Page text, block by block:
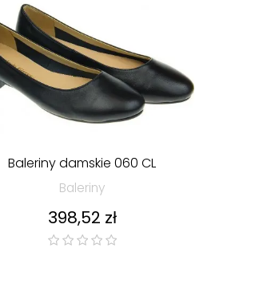
Baleriny damskie 060 CL
Baleriny
Cena
398,52 zł